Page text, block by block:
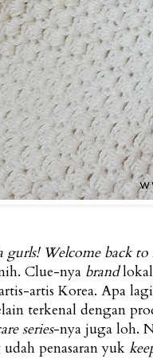
gurls! Welcome back
Clue-nya brandlokal
artis Korea. Apa
terkenal dengan
series-nya juga loh.
penasaran yuk